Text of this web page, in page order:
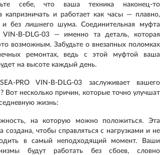
себе, что ваша техника наконец-то
капризничать и работает как часы — плавно,
без лишнего шума. Соединительная муфта
VIN-B-DLG-03 — именно та деталь, которая
возможным. Забудьте о внезапных поломках
ремонтах, ведь с этой муфтой ваша
на высоте каждый день.
PRO VIN-B-DLG-03 заслуживает вашего
Вот несколько причин, которые точно улучшат
жизнь:
на которую можно положиться. Эта
создана, чтобы справляться с нагрузками и не
в самый неподходящий момент. Ваши
будут работать без сбоев, словно